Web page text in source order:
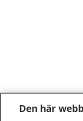
Den här